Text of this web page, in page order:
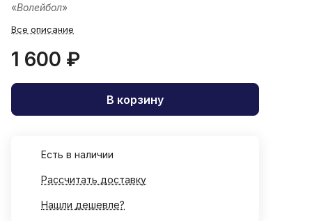
«Волейбол»
Все описание
1 600 ₽
В корзину
Есть в наличии
Рассчитать доставку
Нашли дешевле?